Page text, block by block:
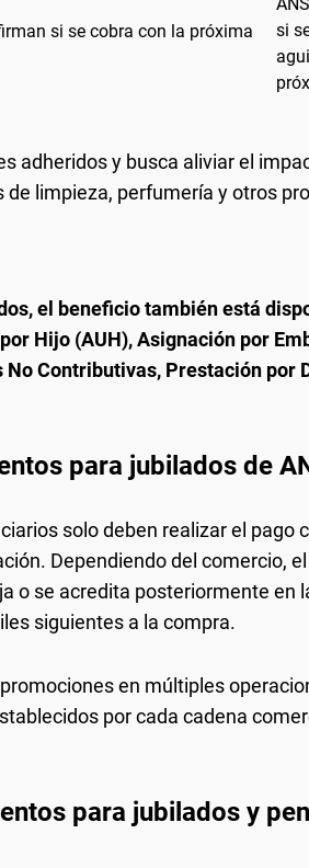
si se cobra con la próxima
adheridos y busca aliviar el
limpieza, perfumería y otros
el beneficio también está
Hijo (AUH), Asignación por
Contributivas, Prestación por
para jubilados de
solo deben realizar el pago
Dependiendo del comercio,
o se acredita posteriormente en
siguientes a la compra.
en múltiples
por cada cadena
para jubilados y